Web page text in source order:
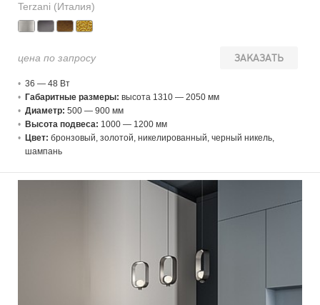
Terzani (Италия)
ЗАКАЗАТЬ
цена по запросу
36 — 48 Вт
Габаритные размеры: высота 1310 — 2050 мм
Диаметр: 500 — 900 мм
Высота подвеса: 1000 — 1200 мм
Цвет: бронзовый, золотой, никелированный, черный никель,
шампань